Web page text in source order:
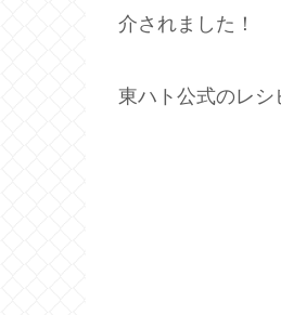
介されました！
東ハト公式のレシ